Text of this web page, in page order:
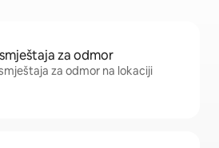
za odmor
za odmor na lokaciji